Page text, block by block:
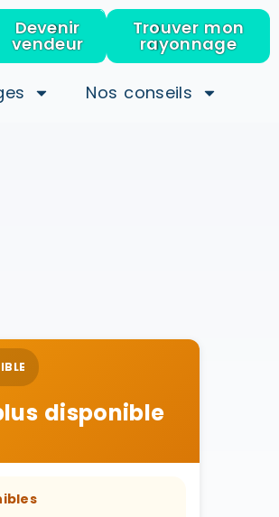
Devenir
vendeur
Trouver mon
rayonnage
Nos conseils
disponible